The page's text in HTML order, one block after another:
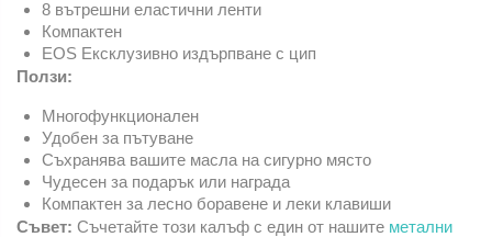
8 вътрешни еластични ленти
Компактен
EOS Ексклузивно издърпване с цип
Ползи:
Многофункционален
Удобен за пътуване
Съхранява вашите масла на сигурно място
Чудесен за подарък или награда
Компактен за лесно боравене и леки клавиши
Съвет: Съчетайте този калъф с един от нашите метални